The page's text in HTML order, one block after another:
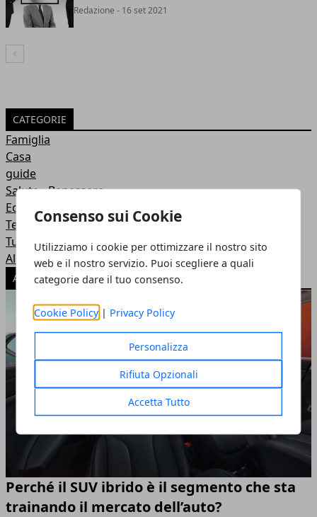
Consenso sui Cookie
Utilizziamo i cookie per ottimizzare il nostro sito
web e il nostro servizio. Puoi scegliere a quali
categorie dare il tuo consenso.
Cookie Policy | Privacy Policy
Personalizza
Rifiuta Opzionali
Accetta Tutto
Redazione - 16 set 2021
Articolo Precedente
CATEGORIE
Famiglia
Casa
guide
Salute - Benessere
Economia
Tecnologia
Turismo
Alimentazione
ARTICOLI POPOLARI
Perché il SUV ibrido è il segmento che sta
trainando il mercato dell’auto?